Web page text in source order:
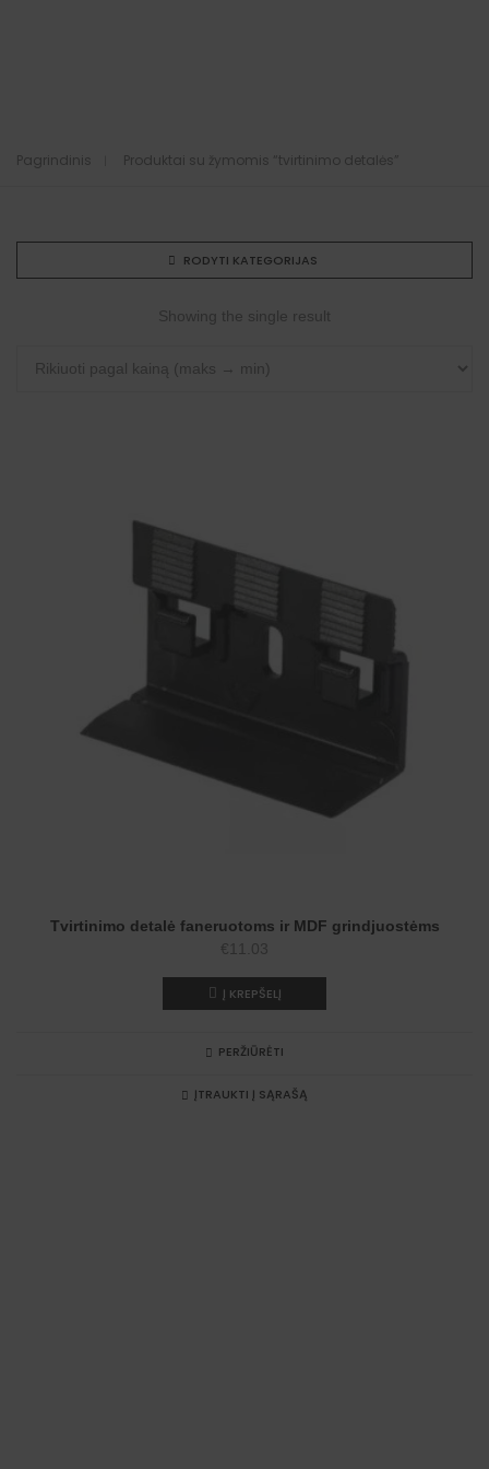
Pagrindinis Produktai su žymomis “tvirtinimo detalės”
RODYTI KATEGORIJAS
Showing the single result
Tvirtinimo detalė faneruotoms ir MDF grindjuostėms
€ 11.03
Į KREPŠELĮ
PERŽIŪRĖTI
ĮTRAUKTI Į SĄRAŠĄ